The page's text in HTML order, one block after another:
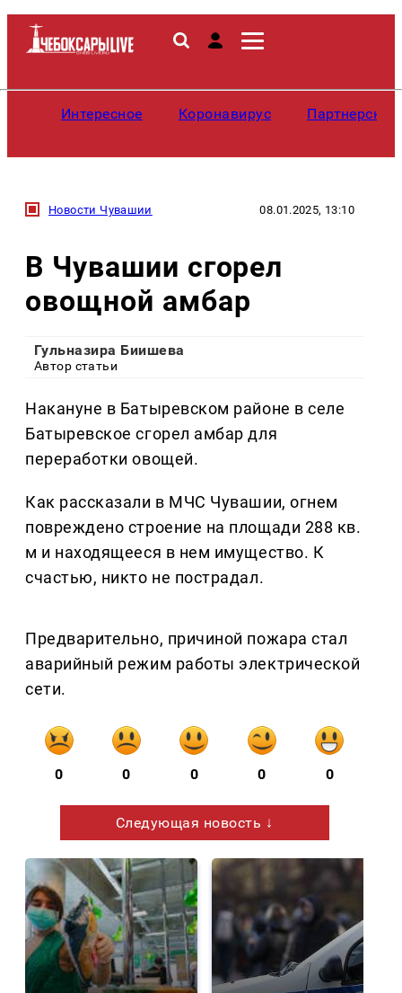
Интересное Коронавирус
Новости Чувашии 08.01.2025, 13:10
В Чувашии сгорел
овощной амбар
Гульназира Биишева
Автор статьи
Накануне в Батыревском районе в селе
Батыревское сгорел амбар для
переработки овощей.
Как рассказали в МЧС Чувашии, огнем
повреждено строение на площади 288 кв.
м и находящееся в нем имущество. К
счастью, никто не пострадал.
Предварительно, причиной пожара стал
аварийный режим работы электрической
сети.
0 0 0 0 0
Следующая новость ↓